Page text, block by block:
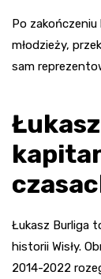
Po zakończeniu
młodzieży,
sam
Łukasz Burliga
historii Wisły.
2014-2022